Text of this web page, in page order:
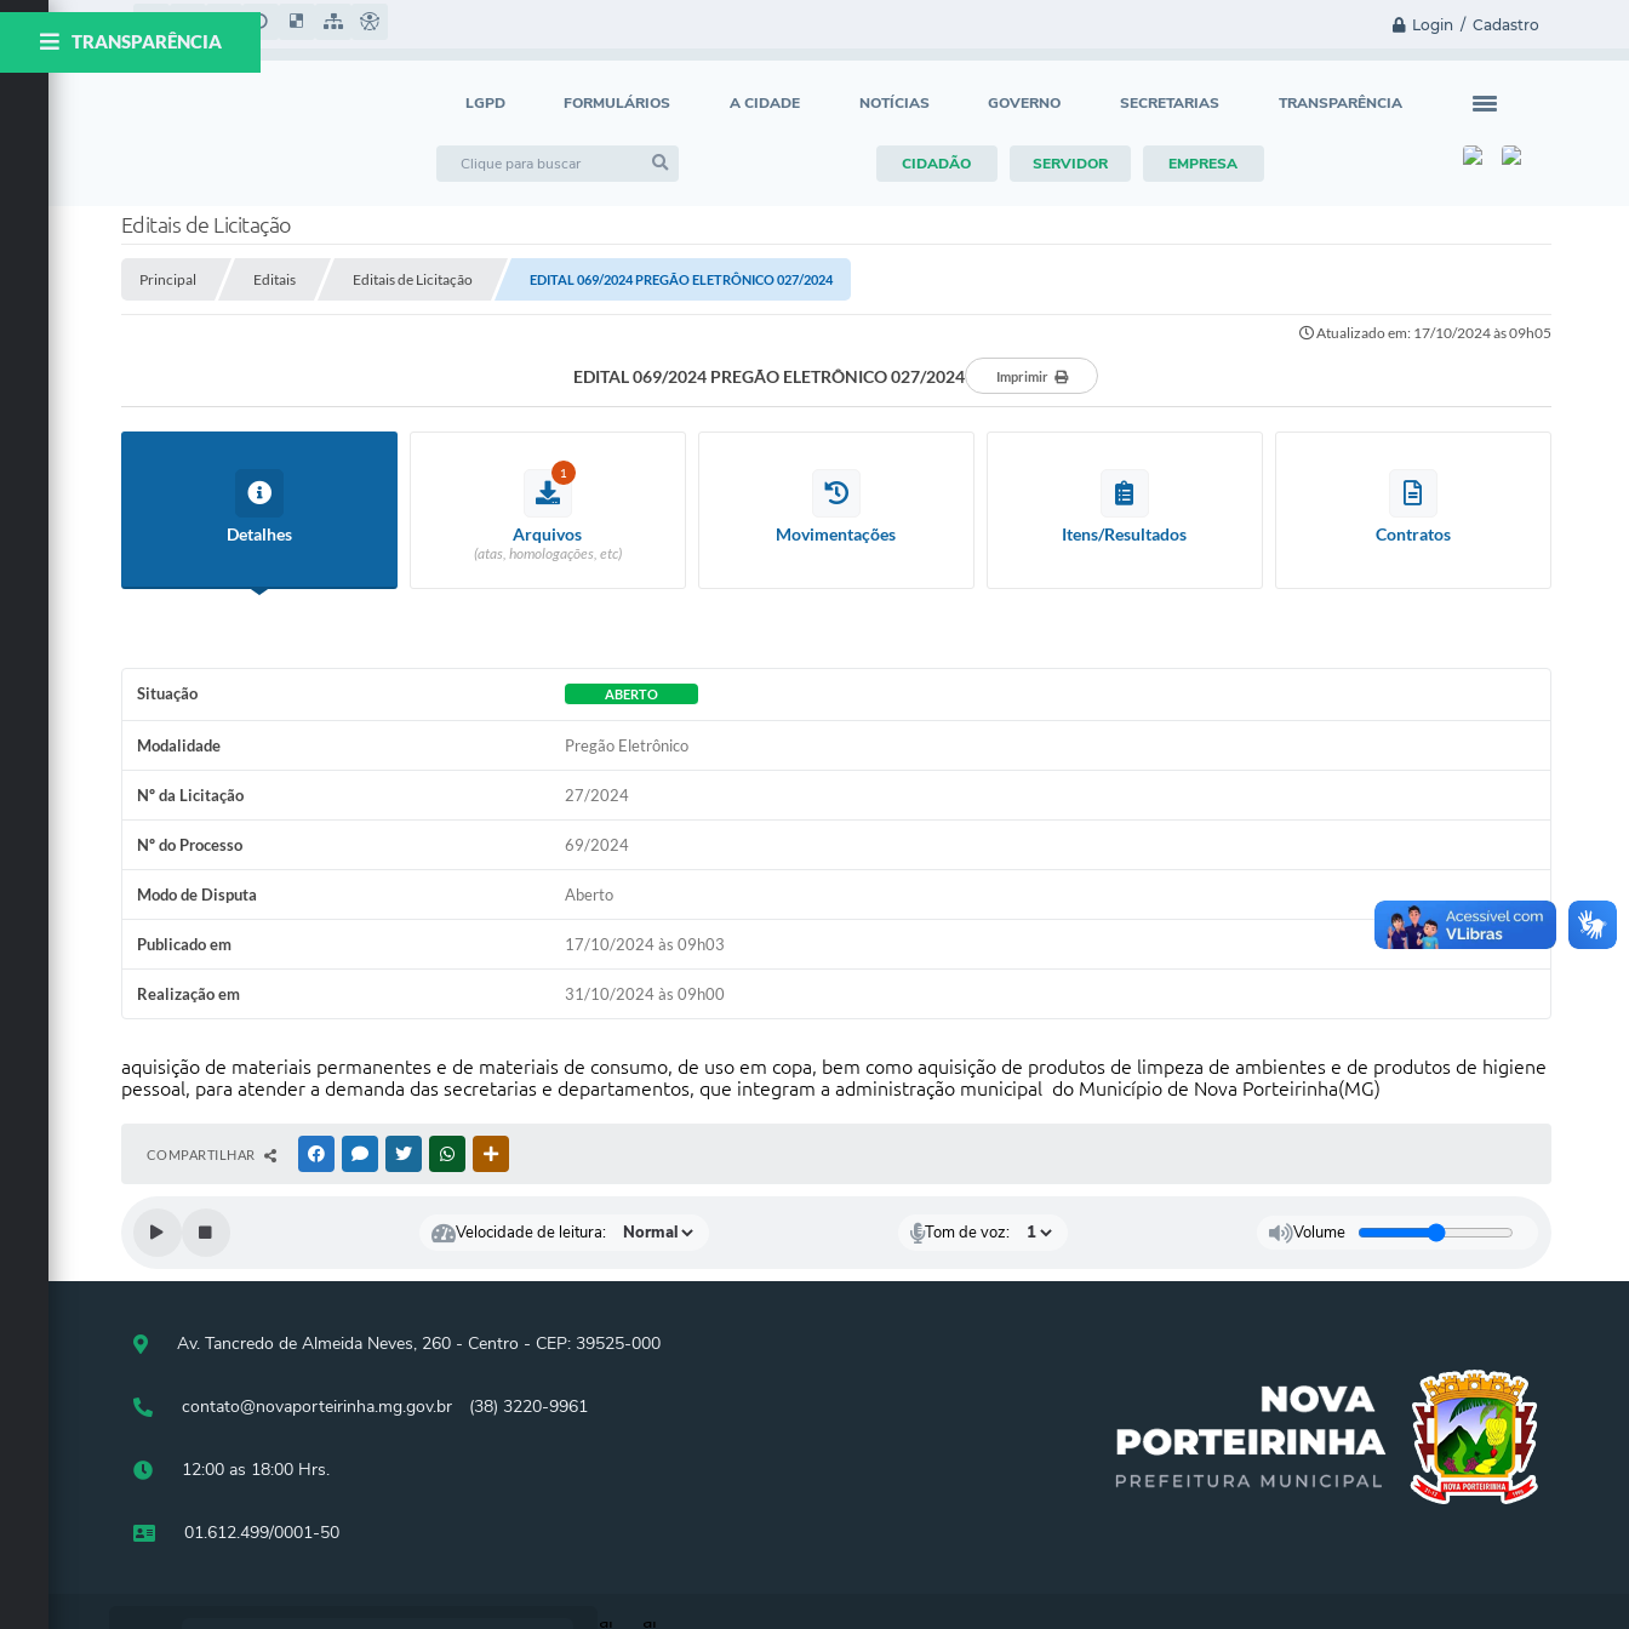
Login / Cadastro
LGPD FORMULÁRIOS A CIDADE NOTÍCIAS GOVERNO SECRETARIAS TRANSPARÊNCIA
CIDADÃO SERVIDOR EMPRESA
TRANSPARÊNCIA
Editais de Licitação
Principal Editais Editais de Licitação EDITAL 069/2024 PREGÃO ELETRÔNICO 027/2024
Atualizado em: 17/10/2024 às 09h05
EDITAL 069/2024 PREGÃO ELETRÔNICO 027/2024 Imprimir
Detalhes
1
Arquivos
(atas, homologações, etc)
Movimentações Itens/Resultados Contratos
Situação ABERTO
Modalidade Pregão Eletrônico
Nº da Licitação 27/2024
Nº do Processo 69/2024
Modo de Disputa Aberto
Publicado em 17/10/2024 às 09h03
Realização em 31/10/2024 às 09h00
aquisição de materiais permanentes e de materiais de consumo, de uso em copa, bem como aquisição de produtos de limpeza de ambientes e de produtos de higiene
pessoal, para atender a demanda das secretarias e departamentos, que integram a administração municipal do Município de Nova Porteirinha(MG)
COMPARTILHAR FACEBOOKMESSENGER
TWITTERWHATSAPP
Velocidade de leitura: Tom de voz: Volume
Av. Tancredo de Almeida Neves, 260 - Centro - CEP: 39525-000
contato@novaporteirinha.mg.gov.br (38) 3220-9961
12:00 as 18:00 Hrs.
01.612.499/0001-50